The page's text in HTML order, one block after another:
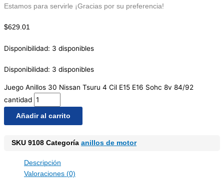
Estamos para servirle ¡Gracias por su preferencia!
$629.01
Disponibilidad: 3 disponibles
Disponibilidad: 3 disponibles
Juego Anillos 30 Nissan Tsuru 4 Cil E15 E16 Sohc 8v 84/92
cantidad
Añadir al carrito
SKU 9108 Categoría anillos de motor
Descripción
Valoraciones (0)